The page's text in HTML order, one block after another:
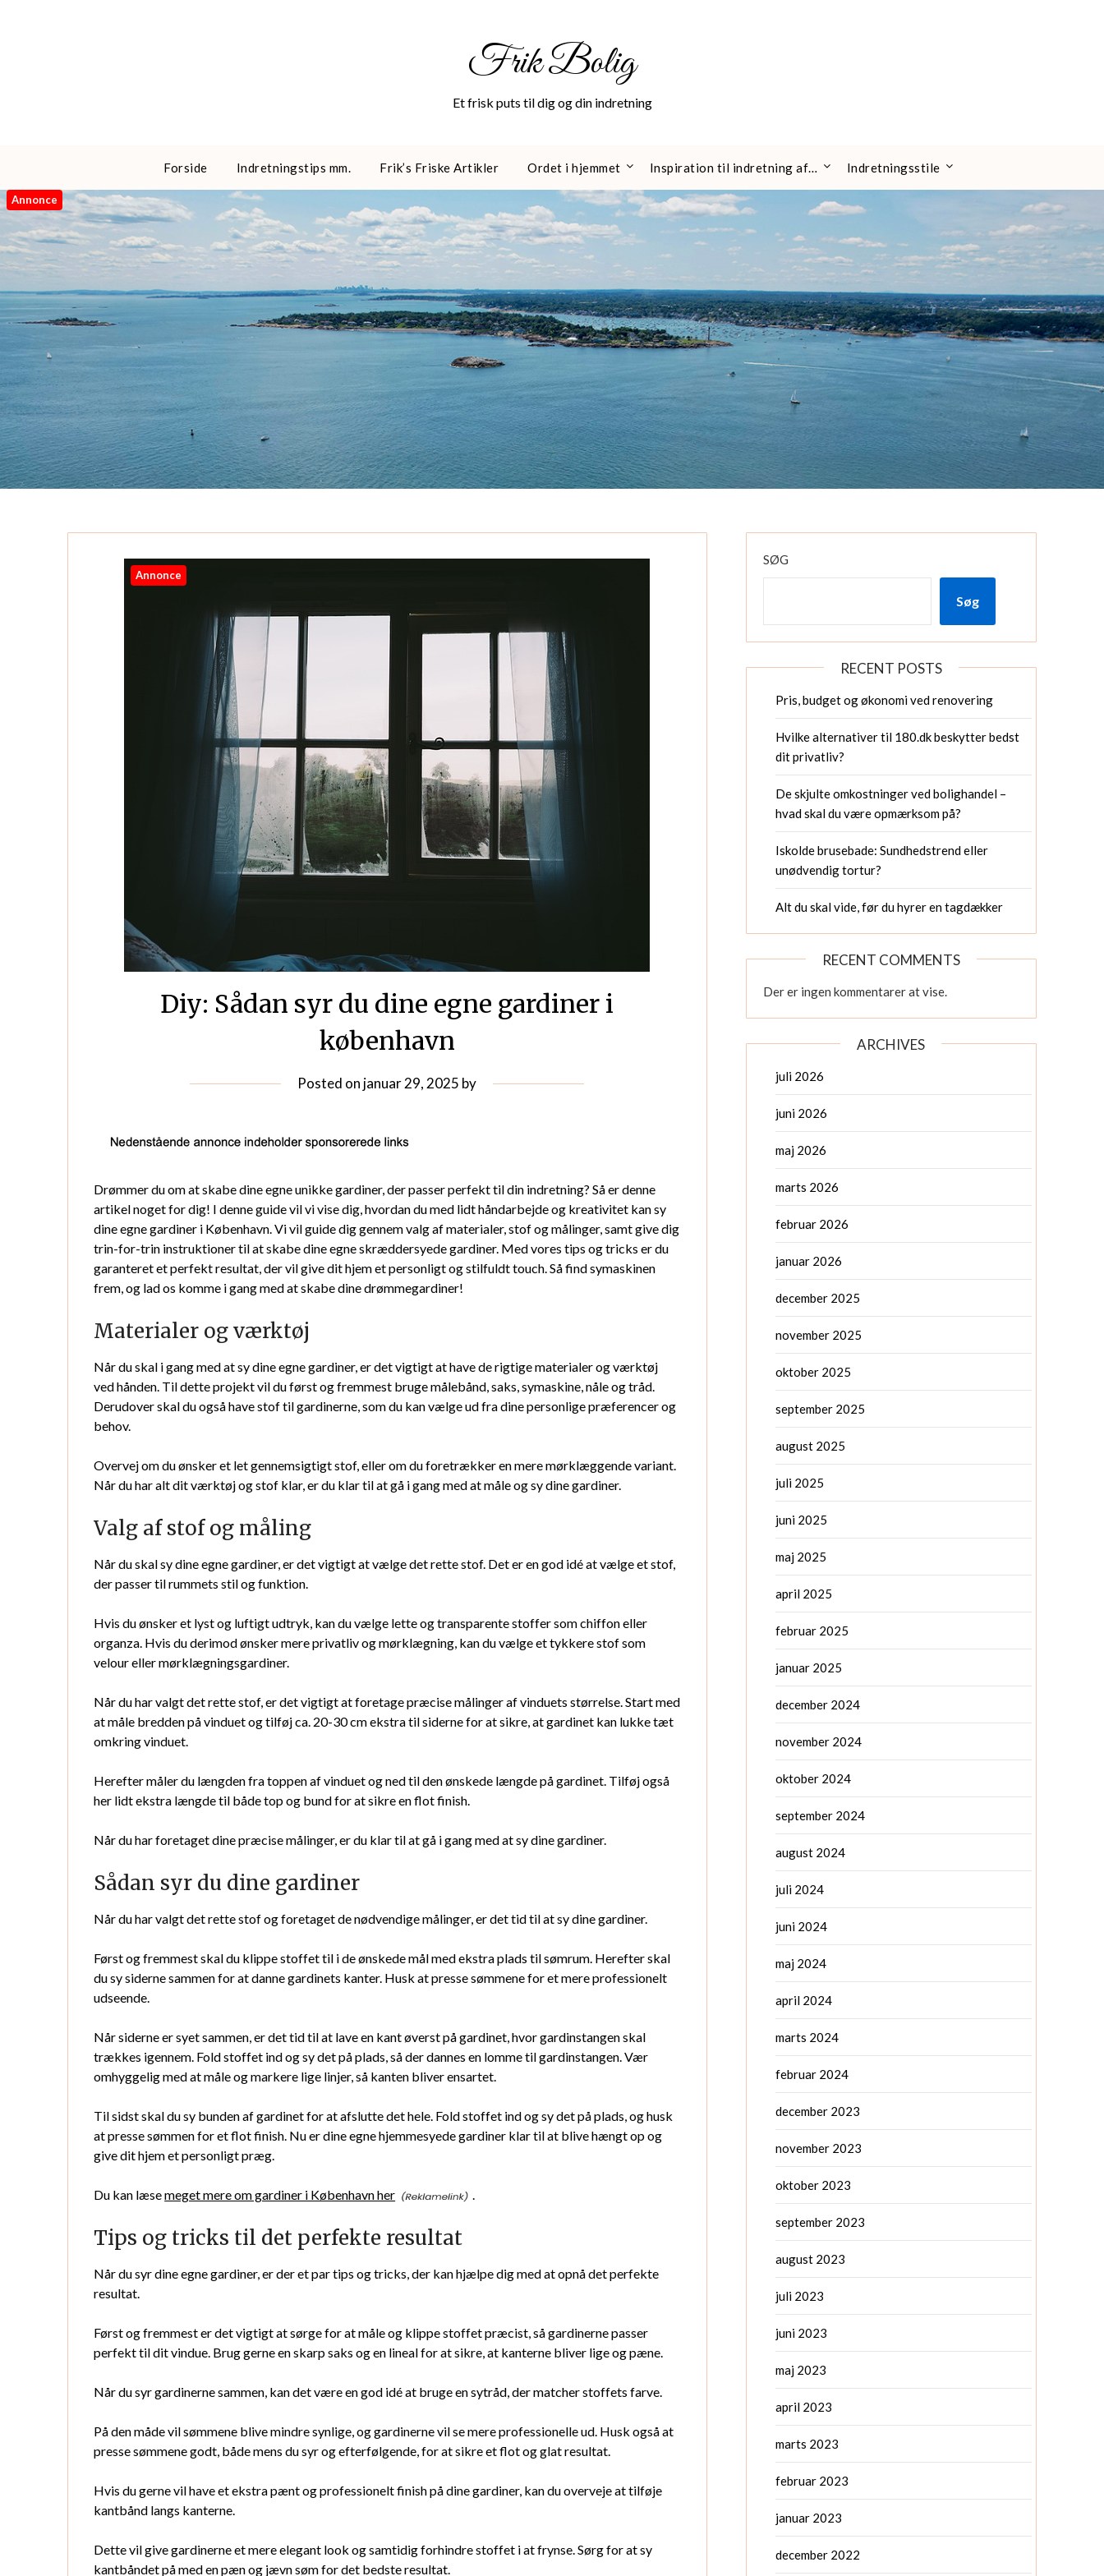
Frik Bolig
Et frisk puts til dig og din indretning
Forside Indretningstips mm. Frik’s Friske Artikler Ordet i hjemmet Inspiration til indretning af… Indretningsstile
Annonce
Annonce
Diy: Sådan syr du dine egne gardiner i
københavn
Posted on januar 29, 2025 by
Drømmer du om at skabe dine egne unikke gardiner, der passer perfekt til din indretning? Så er denne
artikel noget for dig! I denne guide vil vi vise dig, hvordan du med lidt håndarbejde og kreativitet kan sy
dine egne gardiner i København. Vi vil guide dig gennem valg af materialer, stof og målinger, samt give dig
trin-for-trin instruktioner til at skabe dine egne skræddersyede gardiner. Med vores tips og tricks er du
garanteret et perfekt resultat, der vil give dit hjem et personligt og stilfuldt touch. Så find symaskinen
frem, og lad os komme i gang med at skabe dine drømmegardiner!
Materialer og værktøj
Når du skal i gang med at sy dine egne gardiner, er det vigtigt at have de rigtige materialer og værktøj
ved hånden. Til dette projekt vil du først og fremmest bruge målebånd, saks, symaskine, nåle og tråd.
Derudover skal du også have stof til gardinerne, som du kan vælge ud fra dine personlige præferencer og
behov.
Overvej om du ønsker et let gennemsigtigt stof, eller om du foretrækker en mere mørklæggende variant.
Når du har alt dit værktøj og stof klar, er du klar til at gå i gang med at måle og sy dine gardiner.
Valg af stof og måling
Når du skal sy dine egne gardiner, er det vigtigt at vælge det rette stof. Det er en god idé at vælge et stof,
der passer til rummets stil og funktion.
Hvis du ønsker et lyst og luftigt udtryk, kan du vælge lette og transparente stoffer som chiffon eller
organza. Hvis du derimod ønsker mere privatliv og mørklægning, kan du vælge et tykkere stof som
velour eller mørklægningsgardiner.
Når du har valgt det rette stof, er det vigtigt at foretage præcise målinger af vinduets størrelse. Start med
at måle bredden på vinduet og tilføj ca. 20-30 cm ekstra til siderne for at sikre, at gardinet kan lukke tæt
omkring vinduet.
Herefter måler du længden fra toppen af vinduet og ned til den ønskede længde på gardinet. Tilføj også
her lidt ekstra længde til både top og bund for at sikre en flot finish.
Når du har foretaget dine præcise målinger, er du klar til at gå i gang med at sy dine gardiner.
Sådan syr du dine gardiner
Når du har valgt det rette stof og foretaget de nødvendige målinger, er det tid til at sy dine gardiner.
Først og fremmest skal du klippe stoffet til i de ønskede mål med ekstra plads til sømrum. Herefter skal
du sy siderne sammen for at danne gardinets kanter. Husk at presse sømmene for et mere professionelt
udseende.
Når siderne er syet sammen, er det tid til at lave en kant øverst på gardinet, hvor gardinstangen skal
trækkes igennem. Fold stoffet ind og sy det på plads, så der dannes en lomme til gardinstangen. Vær
omhyggelig med at måle og markere lige linjer, så kanten bliver ensartet.
Til sidst skal du sy bunden af gardinet for at afslutte det hele. Fold stoffet ind og sy det på plads, og husk
at presse sømmen for et flot finish. Nu er dine egne hjemmesyede gardiner klar til at blive hængt op og
give dit hjem et personligt præg.
Du kan læsemeget mere om gardiner i København her
Tips og tricks til det perfekte resultat
Når du syr dine egne gardiner, er der et par tips og tricks, der kan hjælpe dig med at opnå det perfekte
resultat.
Først og fremmest er det vigtigt at sørge for at måle og klippe stoffet præcist, så gardinerne passer
perfekt til dit vindue. Brug gerne en skarp saks og en lineal for at sikre, at kanterne bliver lige og pæne.
Når du syr gardinerne sammen, kan det være en god idé at bruge en sytråd, der matcher stoffets farve.
På den måde vil sømmene blive mindre synlige, og gardinerne vil se mere professionelle ud. Husk også at
presse sømmene godt, både mens du syr og efterfølgende, for at sikre et flot og glat resultat.
Hvis du gerne vil have et ekstra pænt og professionelt finish på dine gardiner, kan du overveje at tilføje
kantbånd langs kanterne.
Dette vil give gardinerne et mere elegant look og samtidig forhindre stoffet i at frynse. Sørg for at sy
kantbåndet på med en pæn og jævn søm for det bedste resultat.
SØG
Søg
RECENT POSTS
Pris, budget og økonomi ved renovering
Hvilke alternativer til 180.dk beskytter bedst
dit privatliv?
De skjulte omkostninger ved bolighandel –
hvad skal du være opmærksom på?
Iskolde brusebade: Sundhedstrend eller
unødvendig tortur?
Alt du skal vide, før du hyrer en tagdækker
RECENT COMMENTS
Der er ingen kommentarer at vise.
ARCHIVES
juli 2026
juni 2026
maj 2026
marts 2026
februar 2026
januar 2026
december 2025
november 2025
oktober 2025
september 2025
august 2025
juli 2025
juni 2025
maj 2025
april 2025
februar 2025
januar 2025
december 2024
november 2024
oktober 2024
september 2024
august 2024
juli 2024
juni 2024
maj 2024
april 2024
marts 2024
februar 2024
december 2023
november 2023
oktober 2023
september 2023
august 2023
juli 2023
juni 2023
maj 2023
april 2023
marts 2023
februar 2023
januar 2023
december 2022